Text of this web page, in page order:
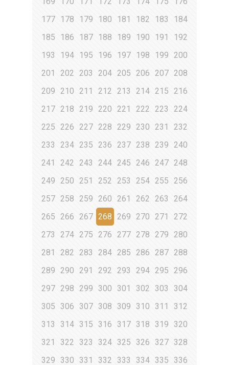
177 178 179 180 181 182 183
184
185
186 187 188 189 190 191
192
193
194 195 196 197 198 199 200
201
202 203 204 205 206 207 208
209 210 211 212 213 214 215 216
217 218 219 220 221 222 223
224
225 226 227 228 229 230 231
232
233
234 235 236 237 238 239 240
241
242 243 244 245 246 247 248
249 250 251 252 253 254 255 256
257 258 259 260 261 262 263
264
265 266 267 268 269 270 271
272
273
274 275 276 277 278 279 280
281
282 283 284 285 286 287 288
289 290 291 292 293 294 295 296
297 298 299 300 301 302 303
304
305
306 307 308 309 310 311
312
313
314 315 316 317 318 319
320
321
322 323 324 325 326 327 328
329
330 331 332 333 334 335 336